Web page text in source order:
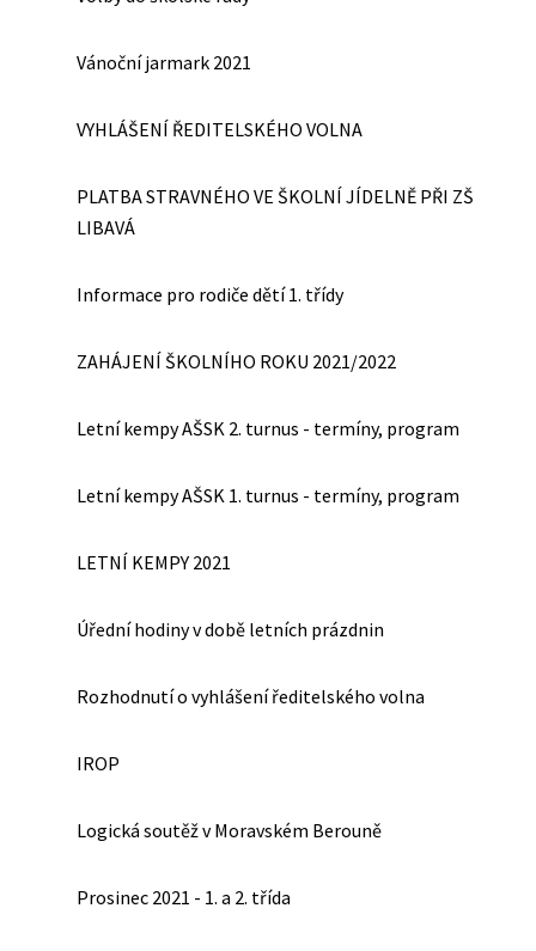
Vánoční jarmark 2021
VYHLÁŠENÍ ŘEDITELSKÉHO VOLNA
PLATBA STRAVNÉHO VE ŠKOLNÍ JÍDELNĚ PŘI ZŠ
LIBAVÁ
Informace pro rodiče dětí 1. třídy
ZAHÁJENÍ ŠKOLNÍHO ROKU 2021/2022
Letní kempy AŠSK 2. turnus - termíny, program
Letní kempy AŠSK 1. turnus - termíny, program
LETNÍ KEMPY 2021
Úřední hodiny v době letních prázdnin
Rozhodnutí o vyhlášení ředitelského volna
IROP
Logická soutěž v Moravském Berouně
Prosinec 2021 - 1. a 2. třída